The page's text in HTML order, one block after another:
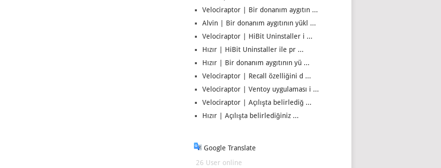
Velociraptor | Bir donanım aygıtın ...
Alvin | Bir donanım aygıtının yükl ...
Velociraptor | HiBit Uninstaller i ...
Hızır | HiBit Uninstaller ile pr ...
Hızır | Bir donanım aygıtının yü ...
Velociraptor | Recall özelliğini d ...
Velociraptor | Ventoy uygulaması i ...
Velociraptor | Açılışta belirlediğ ...
Hızır | Açılışta belirlediğiniz ...
Google Translate
26 User online